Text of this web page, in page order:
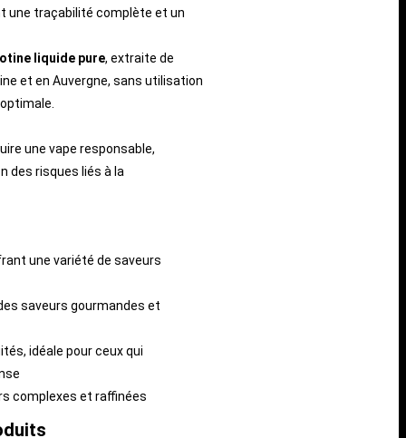
une traçabilité complète et un
liquide pure, extraite de
et en Auvergne, sans utilisation
une vape responsable,
des risques liés à la
une variété de saveurs
saveurs gourmandes et
idéale pour ceux qui
complexes et raffinées